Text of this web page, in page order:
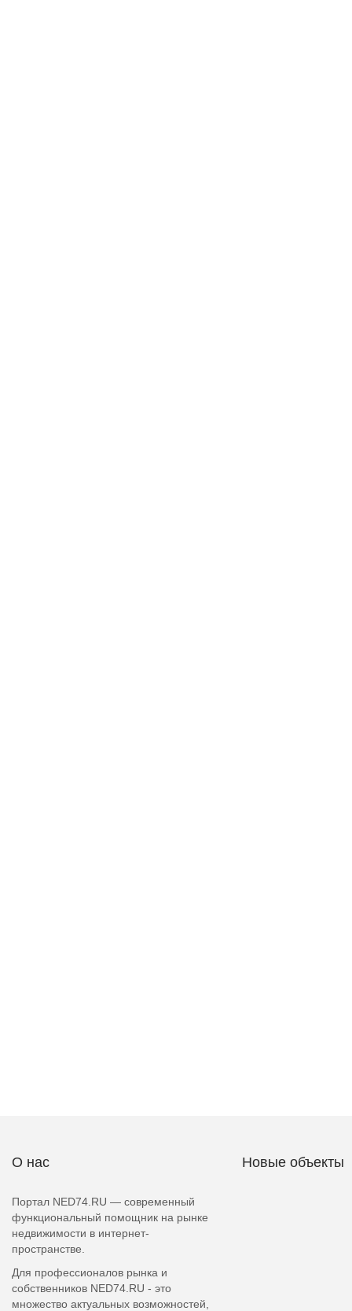
О нас
Портал NED74.RU — современный
функциональный помощник на рынке
недвижимости в интернет-
пространстве.
Для профессионалов рынка и
собственников NED74.RU - это
множество актуальных возможностей,
Новые объекты